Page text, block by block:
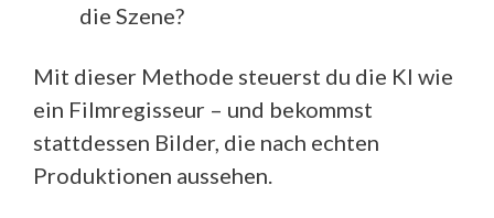
die Szene?
Mit dieser Methode steuerst du die KI wie
ein Filmregisseur – und bekommst
stattdessen Bilder, die nach echten
Produktionen aussehen.